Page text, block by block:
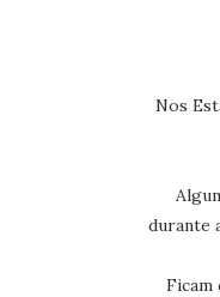
Nos
durante
Ficam